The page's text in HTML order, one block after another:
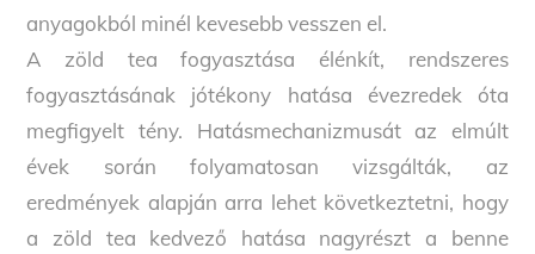
anyagokból minél kevesebb vesszen el.
A zöld tea fogyasztása élénkít, rendszeres
fogyasztásának jótékony hatása évezredek óta
megfigyelt tény. Hatásmechanizmusát az elmúlt
évek során folyamatosan vizsgálták, az
eredmények alapján arra lehet következtetni, hogy
a zöld tea kedvező hatása nagyrészt a benne